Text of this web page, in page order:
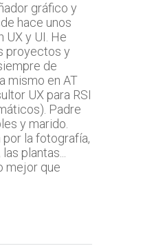
gráfico y
hace unos
UX y UI. He
proyectos y
de
mismo en AT
UX para RSI
Padre
y marido.
la fotografía,
plantas...
mejor que